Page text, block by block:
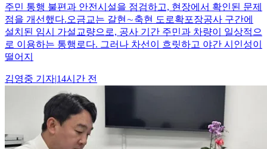
주민 통행 불편과 안전시설을 점검하고, 현장에서 확인된 문제
점을 개선했다.오금교는 갈현∼축현 도로확포장공사 구간에
설치된 임시 가설교량으로, 공사 기간 주민과 차량이 일상적으
로 이용하는 통행로다. 그러나 차선이 흐릿하고 야간 시인성이
떨어지
김영중 기자|14시간 전